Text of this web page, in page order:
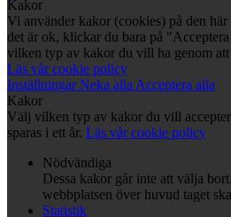
Kakor
Vi använder kakor (cookies) på den
det är ok, klickar du bara på
vilken typ av kakor du vill ha genom
Läs vår cookie policy
InställningarNeka alla Acceptera alla
Kakor
Välj vilken typ av kakor du vill
sparas i ett år. Läs vår cookie policy
Nödvändiga
Dessa kakor går inte att välja
webbplatsen över huvud taget
Statistik